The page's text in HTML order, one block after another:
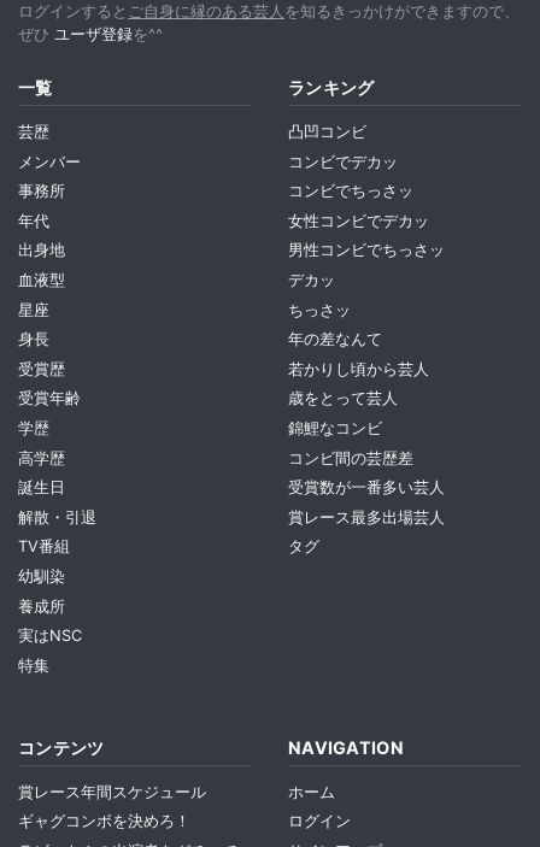
ログインすると ご自身に縁のある芸人 を知るきっかけができますので、
ぜひ ユーザ登録を^^
一覧
芸歴
メンバー
事務所
年代
出身地
血液型
星座
身長
受賞歴
受賞年齢
学歴
高学歴
誕生日
解散・引退
TV番組
幼馴染
養成所
実はNSC
特集
ランキング
凸凹コンビ
コンビでデカッ
コンビでちっさッ
女性コンビでデカッ
男性コンビでちっさッ
デカッ
ちっさッ
年の差なんて
若かりし頃から芸人
歳をとって芸人
錦鯉なコンビ
コンビ間の芸歴差
受賞数が一番多い芸人
賞レース最多出場芸人
タグ
コンテンツ
賞レース年間スケジュール
ギャグコンボを決めろ！
NAVIGATION
ホーム
ログイン